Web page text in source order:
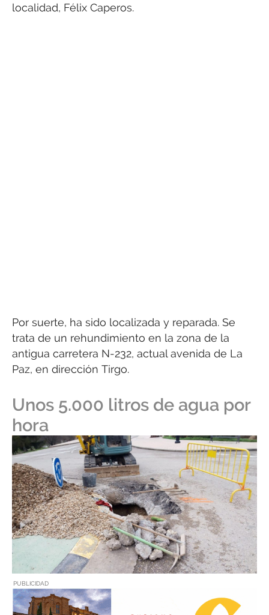
localidad, Félix Caperos.
Por suerte, ha sido localizada y reparada. Se
trata de un rehundimiento en la zona de la
antigua carretera N-232, actual avenida de La
Paz, en dirección Tirgo.
Unos 5.000 litros de agua por
hora
PUBLICIDAD